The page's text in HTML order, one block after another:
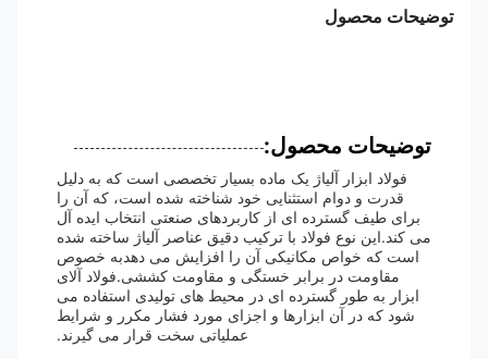
توضیحات محصول
توضیحات محصول:
فولاد ابزار آلیاژ یک ماده بسیار تخصصی است که به دلیل
قدرت و دوام استثنایی خود شناخته شده است، که آن را
برای طیف گسترده ای از کاربردهای صنعتی انتخاب ایده آل
می کند.این نوع فولاد با ترکیب دقیق عناصر آلیاژ ساخته شده
است که خواص مکانیکی آن را افزایش می دهدبه خصوص
مقاومت در برابر خستگی و مقاومت کششی.فولاد آلای
ابزار به طور گسترده ای در محیط های تولیدی استفاده می
شود که در آن ابزارها و اجزای مورد فشار مکرر و شرایط
عملیاتی سخت قرار می گیرند.